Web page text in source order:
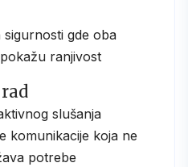
gde oba
ranjivost
slušanja
komunikacije koja ne
potrebe